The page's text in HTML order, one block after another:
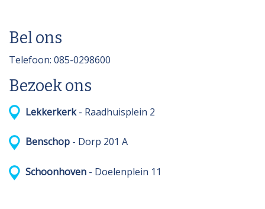
Bel ons
Telefoon: 085-0298600
Bezoek ons
Lekkerkerk- Raadhuisplein 2
Benschop - Dorp 201 A
Schoonhoven - Doelenplein 11